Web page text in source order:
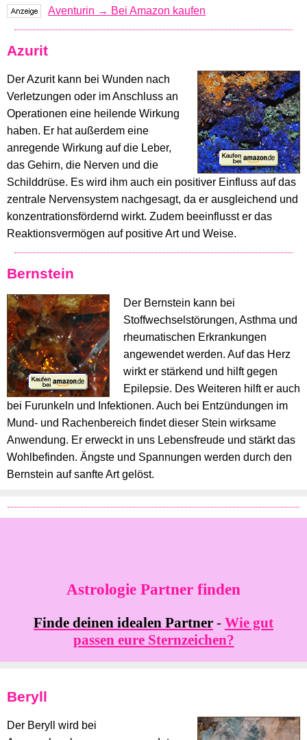
Aventurin → Bei Amazon kaufen
Azurit
Der Azurit kann bei Wunden nach
Verletzungen oder im Anschluss an
Operationen eine heilende Wirkung
haben. Er hat außerdem eine
anregende Wirkung auf die Leber,
das Gehirn, die Nerven und die
Schilddrüse. Es wird ihm auch ein positiver Einfluss auf das
zentrale Nervensystem nachgesagt, da er ausgleichend und
konzentrationsfördernd wirkt. Zudem beeinflusst er das
Reaktionsvermögen auf positive Art und Weise.
Bernstein
Der Bernstein kann bei
Stoffwechselstörungen, Asthma und
rheumatischen Erkrankungen
angewendet werden. Auf das Herz
wirkt er stärkend und hilft gegen
Epilepsie. Des Weiteren hilft er auch
bei Furunkeln und Infektionen. Auch bei Entzündungen im
Mund- und Rachenbereich findet dieser Stein wirksame
Anwendung. Er erweckt in uns Lebensfreude und stärkt das
Wohlbefinden. Ängste und Spannungen werden durch den
Bernstein auf sanfte Art gelöst.
Astrologie Partner finden
Finde deinen idealen Partner - Wie gut
passen eure Sternzeichen?
Beryll
Der Beryll wird bei